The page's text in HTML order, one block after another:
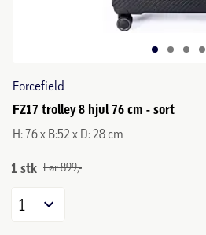
Forcefield
FZ17 trolley 8 hjul 76 cm - sort
H: 76 x B:52 x D: 28 cm
1 stk Før 899,-
1